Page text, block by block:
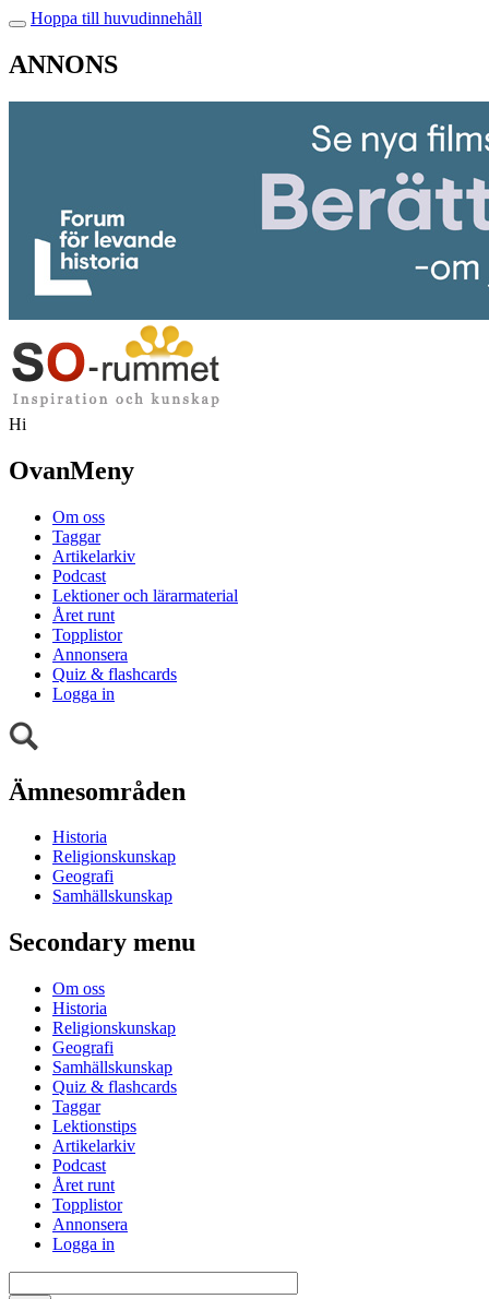
Hoppa till huvudinnehåll
ANNONS
Hi
OvanMeny
Om oss
Taggar
Artikelarkiv
Podcast
Lektioner och lärarmaterial
Året runt
Topplistor
Annonsera
Quiz & flashcards
Logga in
Ämnesområden
Historia
Religionskunskap
Geografi
Samhällskunskap
Secondary menu
Om oss
Historia
Religionskunskap
Geografi
Samhällskunskap
Quiz & flashcards
Taggar
Lektionstips
Artikelarkiv
Podcast
Året runt
Topplistor
Annonsera
Logga in